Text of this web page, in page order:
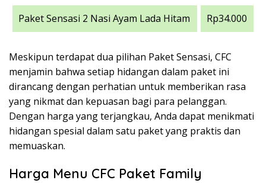
Paket Sensasi 2 Nasi Ayam Lada Hitam Rp34.000
Meskipun terdapat dua pilihan Paket Sensasi, CFC
menjamin bahwa setiap hidangan dalam paket ini
dirancang dengan perhatian untuk memberikan rasa
yang nikmat dan kepuasan bagi para pelanggan.
Dengan harga yang terjangkau, Anda dapat menikmati
hidangan spesial dalam satu paket yang praktis dan
memuaskan.
Harga Menu CFC Paket Family